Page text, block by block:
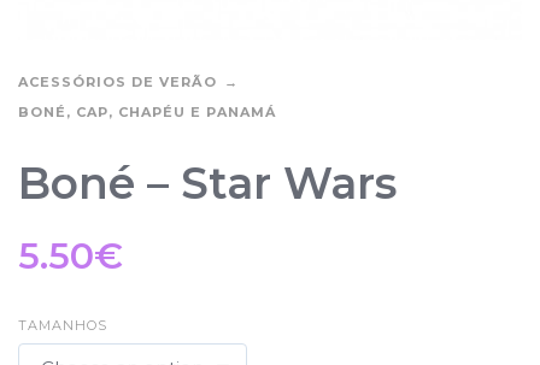
ACESSÓRIOS DE VERÃO
BONÉ, CAP, CHAPÉU E PANAMÁ
Boné – Star Wars
5.50€
TAMANHOS